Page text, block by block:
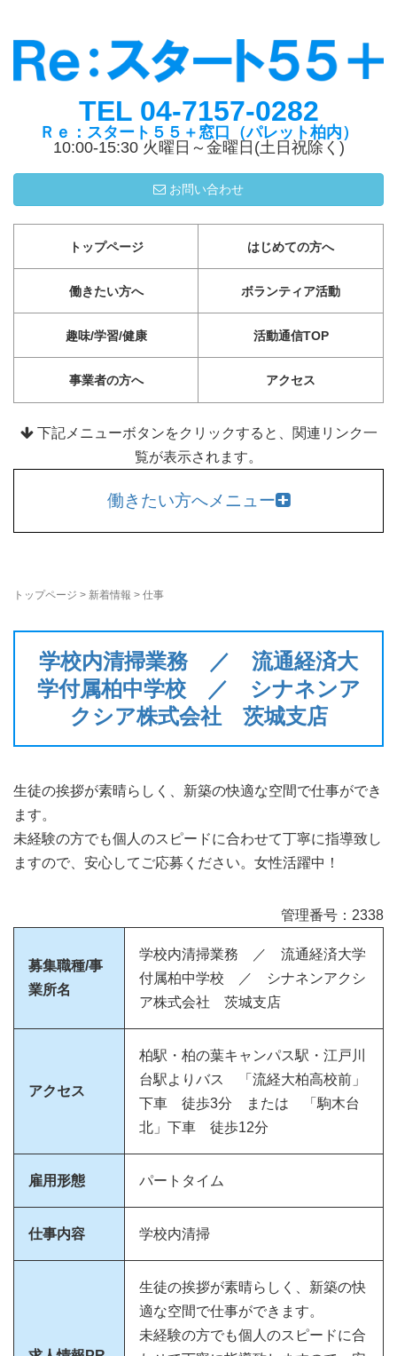
TEL 04-7157-0282
Ｒｅ：スタート５５＋窓口（パレット柏内）
10:00-15:30 火曜日～金曜日(土日祝除く)
お問い合わせ
トップページ はじめての方へ
働きたい方へ ボランティア活動
趣味/学習/健康 活動通信TOP
事業者の方へ アクセス
下記メニューボタンをクリックすると、関連リンク一
覧が表示されます。
働きたい方へメニュー
トップページ > 新着情報 > 仕事
学校内清掃業務 ／ 流通経済大
学付属柏中学校 ／ シナネンア
クシア株式会社 茨城支店
生徒の挨拶が素晴らしく、新築の快適な空間で仕事ができ
ます。
未経験の方でも個人のスピードに合わせて丁寧に指導致し
ますので、安心してご応募ください。女性活躍中！
管理番号：2338
募集職種/事
業所名
学校内清掃業務 ／ 流通経済大学
付属柏中学校 ／ シナネンアクシ
ア株式会社 茨城支店
アクセス
柏駅・柏の葉キャンパス駅・江戸川
台駅よりバス 「流経大柏高校前」
下車 徒歩3分 または 「駒木台
北」下車 徒歩12分
雇用形態 パートタイム
仕事内容 学校内清掃
生徒の挨拶が素晴らしく、新築の快
適な空間で仕事ができます。
未経験の方でも個人のスピードに合